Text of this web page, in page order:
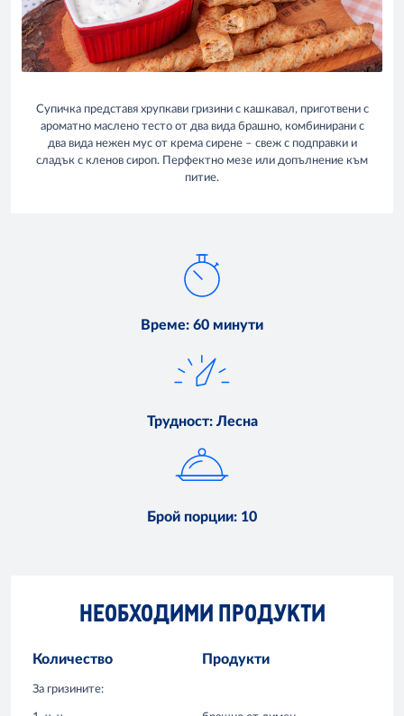
Супичка представя хрупкави гризини с кашкавал, приготвени с
ароматно маслено тесто от два вида брашно, комбинирани с
два вида нежен мус от крема сирене – свеж с подправки и
сладък с кленов сироп. Перфектно мезе или допълнение към
питие.
Време: 60 минути
Трудност: Лесна
Брой порции: 10
НЕОБХОДИМИ ПРОДУКТИ
Количество Продукти
За гризините: